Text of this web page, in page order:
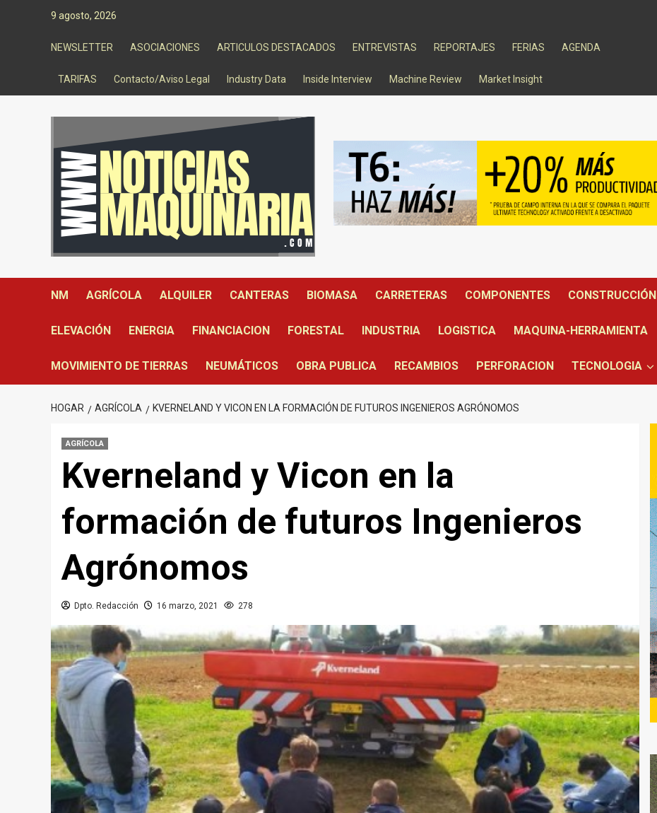
9 agosto, 2026
NEWSLETTER ASOCIACIONES ARTICULOS DESTACADOS ENTREVISTAS REPORTAJES FERIAS AGENDA
TARIFAS Contacto/Aviso Legal Industry Data Inside Interview Machine Review Market Insight
NM AGRÍCOLA ALQUILER CANTERAS BIOMASA CARRETERAS COMPONENTES CONSTRUCCIÓN
ELEVACIÓN ENERGIA FINANCIACION FORESTAL INDUSTRIA LOGISTICA MAQUINA-HERRAMIENTA
MOVIMIENTO DE TIERRAS NEUMÁTICOS OBRA PUBLICA RECAMBIOS PERFORACION TECNOLOGIA
HOGAR AGRÍCOLA KVERNELAND Y VICON EN LA FORMACIÓN DE FUTUROS INGENIEROS AGRÓNOMOS
AGRÍCOLA
Kverneland y Vicon en la
formación de futuros Ingenieros
Agrónomos
Dpto. Redacción 16 marzo, 2021 278